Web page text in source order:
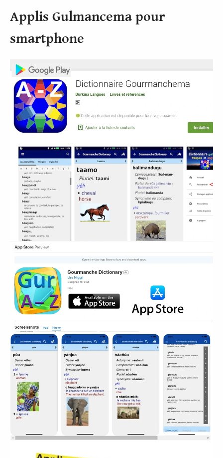
Applis Gulmancema pour
smartphone